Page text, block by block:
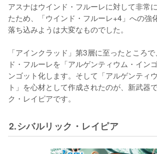
アスナはウインド・フルーレに対して非常
たため、「ウインド・フルーレ+4」への強
落ち込みようは大変なものでした。
「アインクラッド」第3層に至ったところ
ド・フルーレを「アルゲンティウム・イン
ンゴット化します。そして「アルゲンティ
ト」を心材として作成されたのが、新武器
ク・レイピアです。
2.シバルリック・レイピア